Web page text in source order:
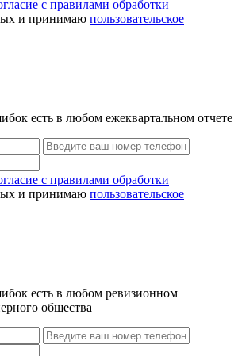
с правилами обработки
и принимаю пользовательское
есть в любом ежеквартальном отчете
с правилами обработки
и принимаю пользовательское
есть в любом ревизионном
общества